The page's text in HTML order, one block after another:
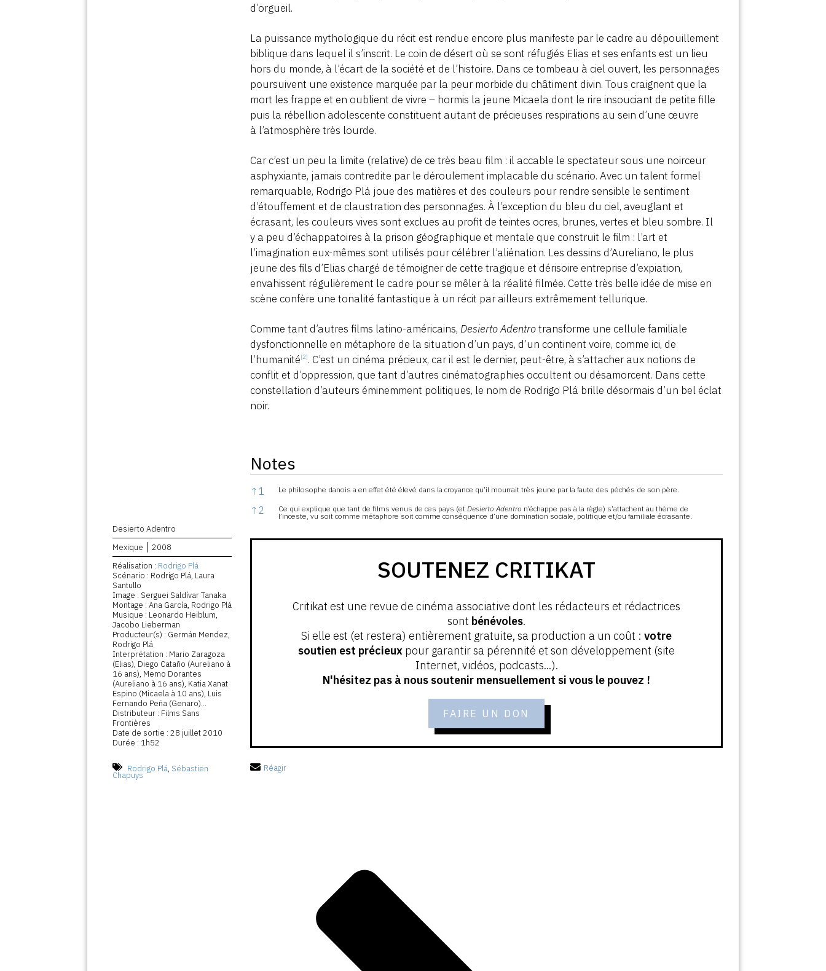
Desierto Adentro
Mexique
2008
Réalisation : Rodrigo Plá
Scénario : Rodrigo Plá, Laura
Santullo
Image : Serguei Saldívar Tanaka
Montage : Ana García, Rodrigo Plá
Musique : Leonardo Heiblum,
Jacobo Lieberman
Producteur(s) : Germán Mendez,
Rodrigo Plá
Interprétation : Mario Zaragoza
(Elias), Diego Cataño (Aureliano à
16 ans), Memo Dorantes
(Aureliano à 16 ans), Katia Xanat
Espino (Micaela à 10 ans), Luis
Fernando Peña (Genaro)...
Distributeur : Films Sans
Frontières
Date de sortie : 28 juillet 2010
Durée : 1h52
Rodrigo Plá Sébastien
Chapuys
d’orgueil.
La puissance mythologique du récit est rendue encore plus manifeste par le cadre au dépouillement
biblique dans lequel il s’inscrit. Le coin de désert où se sont réfugiés Elias et ses enfants est un lieu
hors du monde, à l’écart de la société et de l’histoire. Dans ce tombeau à ciel ouvert, les personnages
poursuivent une existence marquée par la peur morbide du châtiment divin. Tous craignent que la
mort les frappe et en oublient de vivre – hormis la jeune Micaela dont le rire insouciant de petite fille
puis la rébellion adolescente constituent autant de précieuses respirations au sein d’une œuvre
à l’atmosphère très lourde.
Car c’est un peu la limite (relative) de ce très beau film : il accable le spectateur sous une noirceur
asphyxiante, jamais contredite par le déroulement implacable du scénario. Avec un talent formel
remarquable, Rodrigo Plá joue des matières et des couleurs pour rendre sensible le sentiment
d’étouffement et de claustration des personnages. À l’exception du bleu du ciel, aveuglant et
écrasant, les couleurs vives sont exclues au profit de teintes ocres, brunes, vertes et bleu sombre. Il
y a peu d’échappatoires à la prison géographique et mentale que construit le film : l’art et
l’imagination eux-mêmes sont utilisés pour célébrer l’aliénation. Les dessins d’Aureliano, le plus
jeune des fils d’Elias chargé de témoigner de cette tragique et dérisoire entreprise d’expiation,
envahissent régulièrement le cadre pour se mêler à la réalité filmée. Cette très belle idée de mise en
scène confère une tonalité fantastique à un récit par ailleurs extrêmement tellurique.
Comme tant d’autres films latino-américains,Desierto Adentrotransforme une cellule familiale
dysfonctionnelle en métaphore de la situation d’un pays, d’un continent voire, comme ici, de
l’humanité[2]. C’est un cinéma précieux, car il est le dernier, peut-être, à s’attacher aux notions de
conflit et d’oppression, que tant d’autres cinématographies occultent ou désamorcent. Dans cette
constellation d’auteurs éminemment politiques, le nom de Rodrigo Plá brille désormais d’un bel éclat
noir.
Notes
Notes
↑ 1 Le philosophe danois a en effet été élevé dans la croyance qu’il mourrait très jeune par la faute des péchés de son père.
↑ 2 Ce qui explique que tant de films venus de ces pays (etDesierto Adentro n’échappe pas à la règle) s’attachent au thème de
l’inceste, vu soit comme métaphore soit comme conséquence d’une domination sociale, politique et/ou familiale écrasante.
SOUTENEZ CRITIKAT
Critikat est une revue de cinéma associative dont les rédacteurs et rédactrices
sont bénévoles.
Si elle est (et restera) entièrement gratuite, sa production a un coût : votre
soutien est précieux pour garantir sa pérennité et son développement (site
Internet, vidéos, podcasts...).
N'hésitez pas à nous soutenir mensuellement si vous le pouvez !
FAIRE UN DON
Réagir